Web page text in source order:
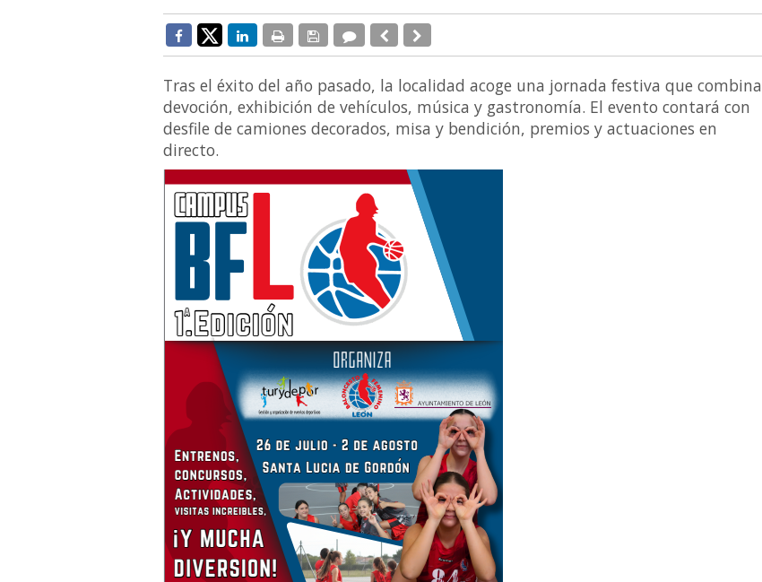
Tras el éxito del año pasado, la localidad acoge una jornada festiva que combina
devoción, exhibición de vehículos, música y gastronomía. El evento contará con
desfile de camiones decorados, misa y bendición, premios y actuaciones en
directo.